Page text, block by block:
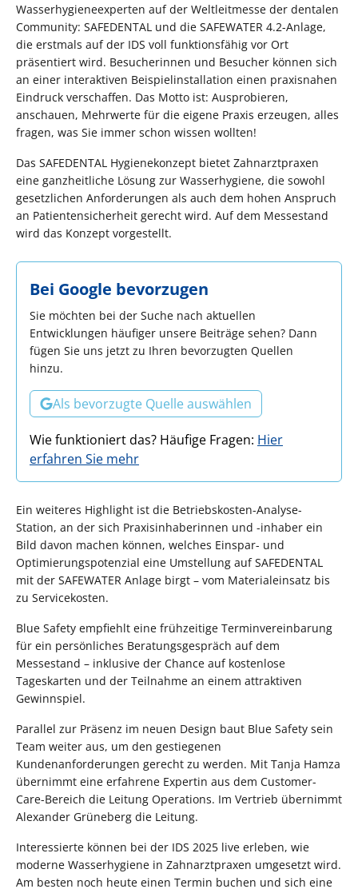
Wasserhygieneexperten auf der Weltleitmesse der dentalen
Community: SAFEDENTAL und die SAFEWATER 4.2-Anlage,
die erstmals auf der IDS voll funktionsfähig vor Ort
präsentiert wird. Besucherinnen und Besucher können sich
an einer interaktiven Beispielinstallation einen praxisnahen
Eindruck verschaffen. Das Motto ist: Ausprobieren,
anschauen, Mehrwerte für die eigene Praxis erzeugen, alles
fragen, was Sie immer schon wissen wollten!
Das SAFEDENTAL Hygienekonzept bietet Zahnarztpraxen
eine ganzheitliche Lösung zur Wasserhygiene, die sowohl
gesetzlichen Anforderungen als auch dem hohen Anspruch
an Patientensicherheit gerecht wird. Auf dem Messestand
wird das Konzept vorgestellt.
Bei Google bevorzugen
Sie möchten bei der Suche nach aktuellen
Entwicklungen häufiger unsere Beiträge sehen? Dann
fügen Sie uns jetzt zu Ihren bevorzugten Quellen
hinzu.
Als bevorzugte Quelle auswählen
Wie funktioniert das? Häufige Fragen: Hier
erfahren Sie mehr
Ein weiteres Highlight ist die Betriebskosten-Analyse-
Station, an der sich Praxisinhaberinnen und -inhaber ein
Bild davon machen können, welches Einspar- und
Optimierungspotenzial eine Umstellung auf SAFEDENTAL
mit der SAFEWATER Anlage birgt – vom Materialeinsatz bis
zu Servicekosten.
Blue Safety empfiehlt eine frühzeitige Terminvereinbarung
für ein persönliches Beratungsgespräch auf dem
Messestand – inklusive der Chance auf kostenlose
Tageskarten und der Teilnahme an einem attraktiven
Gewinnspiel.
Parallel zur Präsenz im neuen Design baut Blue Safety sein
Team weiter aus, um den gestiegenen
Kundenanforderungen gerecht zu werden. Mit Tanja Hamza
übernimmt eine erfahrene Expertin aus dem Customer-
Care-Bereich die Leitung Operations. Im Vertrieb übernimmt
Alexander Grüneberg die Leitung.
Interessierte können bei der IDS 2025 live erleben, wie
moderne Wasserhygiene in Zahnarztpraxen umgesetzt wird.
Am besten noch heute einen Termin buchen und sich eine